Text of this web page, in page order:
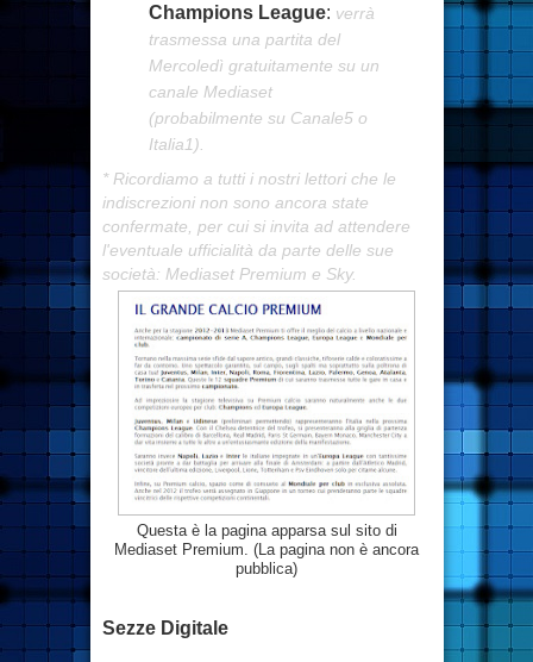
Champions League: verrà
trasmessa una partita del
Mercoledì gratuitamente su un
canale Mediaset
(probabilmente su Canale5 o
Italia1).
* Ricordiamo a tutti i nostri lettori che le
indiscrezioni non sono ancora state
confermate, per cui si invita ad attendere
l'eventuale ufficialità da parte delle sue
società: Mediaset Premium e Sky.
Questa è la pagina apparsa sul sito di
Mediaset Premium. (La pagina non è ancora
pubblica)
Sezze Digitale